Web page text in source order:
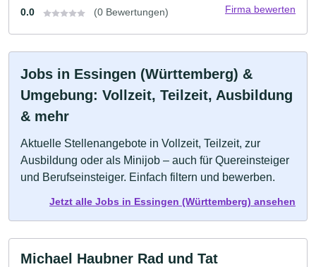
0.0 (0 Bewertungen) Firma bewerten
Jobs in Essingen (Württemberg) &
Umgebung: Vollzeit, Teilzeit, Ausbildung
& mehr
Aktuelle Stellenangebote in Vollzeit, Teilzeit, zur
Ausbildung oder als Minijob – auch für Quereinsteiger
und Berufseinsteiger. Einfach filtern und bewerben.
Jetzt alle Jobs in Essingen (Württemberg) ansehen
Michael Haubner Rad und Tat